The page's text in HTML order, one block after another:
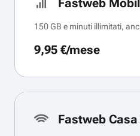
Fastweb
150 GB e minuti illimitati,
9,95 €/mese
Fastweb Casa